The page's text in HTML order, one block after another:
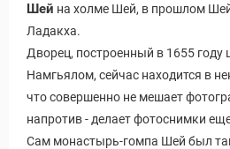
Шей на холме Шей, в прошлом
Ладакха.
Дворец, построенный в 1655
Намгьялом, сейчас находится в
что совершенно не мешает
напротив - делает фотоснимки
Сам монастырь-гомпа Шей был